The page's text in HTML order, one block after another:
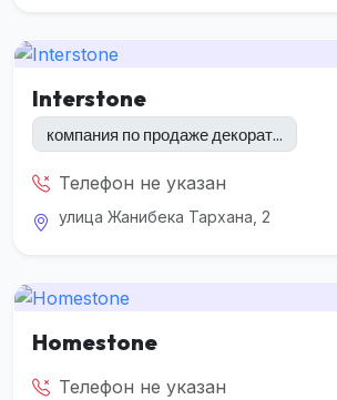
Interstone
компания по продаже декорат...
Телефон не указан
улица Жанибека Тархана, 2
Homestone
Телефон не указан